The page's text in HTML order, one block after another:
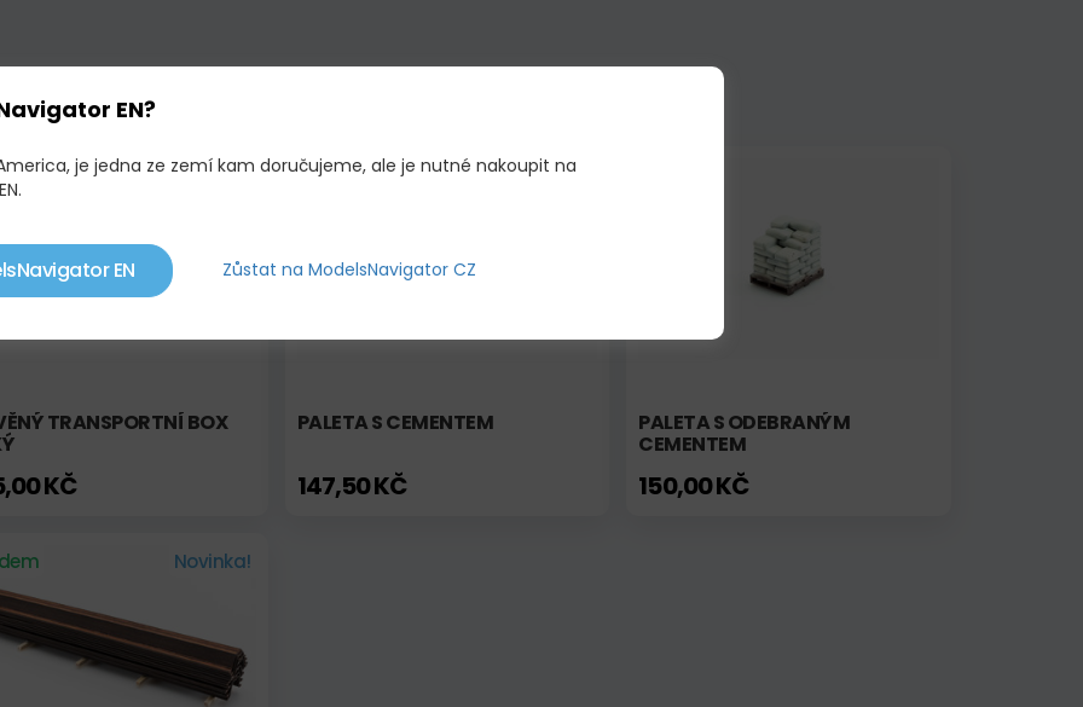
PRODUKTY
Novinka!
TRANSPORTNÍ BOX
KČ
Skladem
PALETA S CEMENTEM
147,50 KČ
PALETA S ODEBRANÝM
CEMENTEM
150,00 KČ
Novinka!
EN?
je jedna ze zemí kam doručujeme, ale je nutné nakoupit na
EN Zůstat na ModelsNavigator CZ